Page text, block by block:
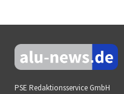
PSE Redaktionsservice GmbH